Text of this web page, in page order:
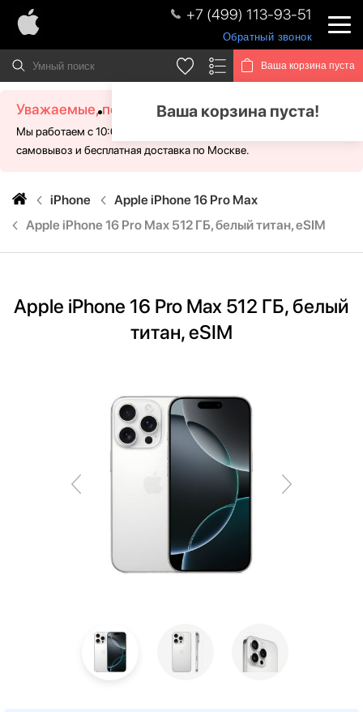
+7 (499) 113-93-51
Обратный звонок
Ваша корзина пуста
Ваша корзина пуста!
Уважаемые, посетители!
Мы работаем с 10:00 - 21:00 без выходных. Для Вас доступен
самовывоз и бесплатная доставка по Москве.
iPhone
Apple iPhone 16 Pro Max
Apple iPhone 16 Pro Max 512 ГБ, белый титан, eSIM
Apple iPhone 16 Pro Max 512 ГБ, белый
титан, eSIM